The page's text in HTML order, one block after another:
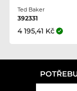
Ted Baker
392331
4 195,41 Kč